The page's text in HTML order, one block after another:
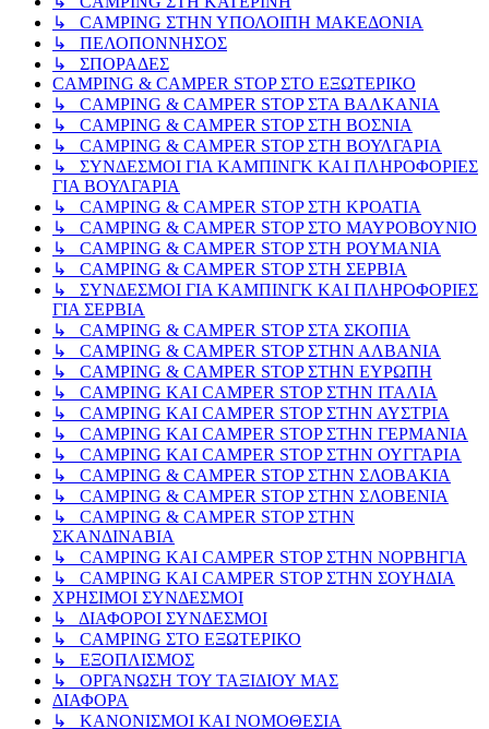
↳ CAMPING ΣΤΗΝ ΥΠΟΛΟΙΠΗ ΜΑΚΕΔΟΝΙΑ
↳ ΠΕΛΟΠΟΝΝΗΣΟΣ
↳ ΣΠΟΡΑΔΕΣ
CAMPING & CAMPER STOP ΣΤΟ ΕΞΩΤΕΡΙΚΟ
↳ CAMPING & CAMPER STOP ΣΤΑ ΒΑΛΚΑΝΙΑ
↳ CAMPING & CAMPER STOP ΣΤΗ ΒΟΣΝΙΑ
↳ CAMPING & CAMPER STOP ΣΤΗ ΒΟΥΛΓΑΡΙΑ
↳ ΣΥΝΔΕΣΜΟΙ ΓΙΑ ΚΑΜΠΙΝΓΚ ΚΑΙ ΠΛΗΡΟΦΟΡΙΕΣ
ΓΙΑ ΒΟΥΛΓΑΡΙΑ
↳ CAMPING & CAMPER STOP ΣΤΗ ΚΡΟΑΤΙΑ
↳ CAMPING & CAMPER STOP ΣΤΟ ΜΑΥΡΟΒΟΥΝΙΟ
↳ CAMPING & CAMPER STOP ΣΤΗ ΡΟΥΜΑΝΙΑ
↳ CAMPING & CAMPER STOP ΣΤΗ ΣΕΡΒΙΑ
↳ ΣΥΝΔΕΣΜΟΙ ΓΙΑ ΚΑΜΠΙΝΓΚ ΚΑΙ ΠΛΗΡΟΦΟΡΙΕΣ
ΓΙΑ ΣΕΡΒΙΑ
↳ CAMPING & CAMPER STOP ΣΤΑ ΣΚΟΠΙΑ
↳ CAMPING & CAMPER STOP ΣΤΗΝ ΑΛΒΑΝΙΑ
↳ CAMPING & CAMPER STOP ΣΤΗΝ ΕΥΡΩΠΗ
↳ CAMPING KAI CAMPER STOP ΣΤΗΝ ΙΤΑΛΙΑ
↳ CAMPING KAI CAMPER STOP ΣΤΗΝ ΑΥΣΤΡΙΑ
↳ CAMPING KAI CAMPER STOP ΣΤΗΝ ΓΕΡΜΑΝΙΑ
↳ CAMPING KAI CAMPER STOP ΣΤΗΝ ΟΥΓΓΑΡΙΑ
↳ CAMPING & CAMPER STOP ΣΤΗΝ ΣΛΟΒΑΚΙΑ
↳ CAMPING & CAMPER STOP ΣΤΗΝ ΣΛΟΒΕΝΙΑ
↳ CAMPING & CAMPER STOP ΣΤΗΝ
ΣΚΑΝΔΙΝΑΒΙΑ
↳ CAMPING KAI CAMPER STOP ΣΤΗΝ ΝΟΡΒΗΓΙΑ
↳ CAMPING KAI CAMPER STOP ΣΤΗΝ ΣΟΥΗΔΙΑ
ΧΡΗΣΙΜΟΙ ΣΥΝΔΕΣΜΟΙ
↳ ΔΙΑΦΟΡΟΙ ΣΥΝΔΕΣΜΟΙ
↳ CAMPING ΣΤΟ ΕΞΩΤΕΡΙΚΟ
↳ ΕΞΟΠΛΙΣΜΟΣ
↳ ΟΡΓΑΝΩΣΗ ΤΟΥ ΤΑΞΙΔΙΟΥ ΜΑΣ
ΔΙΑΦΟΡΑ
↳ ΚΑΝΟΝΙΣΜΟΙ ΚΑΙ ΝΟΜΟΘΕΣΙΑ